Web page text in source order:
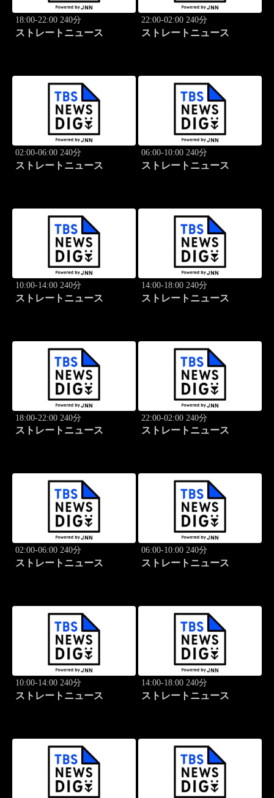
18:00-22:00 240分
ストレートニュース
22:00-02:00 240分
ストレートニュース
02:00-06:00 240分
ストレートニュース
06:00-10:00 240分
ストレートニュース
10:00-14:00 240分
ストレートニュース
14:00-18:00 240分
ストレートニュース
18:00-22:00 240分
ストレートニュース
22:00-02:00 240分
ストレートニュース
02:00-06:00 240分
ストレートニュース
06:00-10:00 240分
ストレートニュース
10:00-14:00 240分
ストレートニュース
14:00-18:00 240分
ストレートニュース